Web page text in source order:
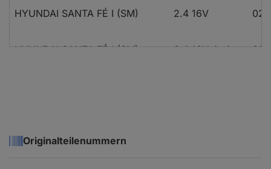
HYUNDAI SANTA FÉ I (SM) 2.4 16V
HYUNDAI SANTA FÉ I (SM) 2.4 16V 4x4
Originalteilenummern